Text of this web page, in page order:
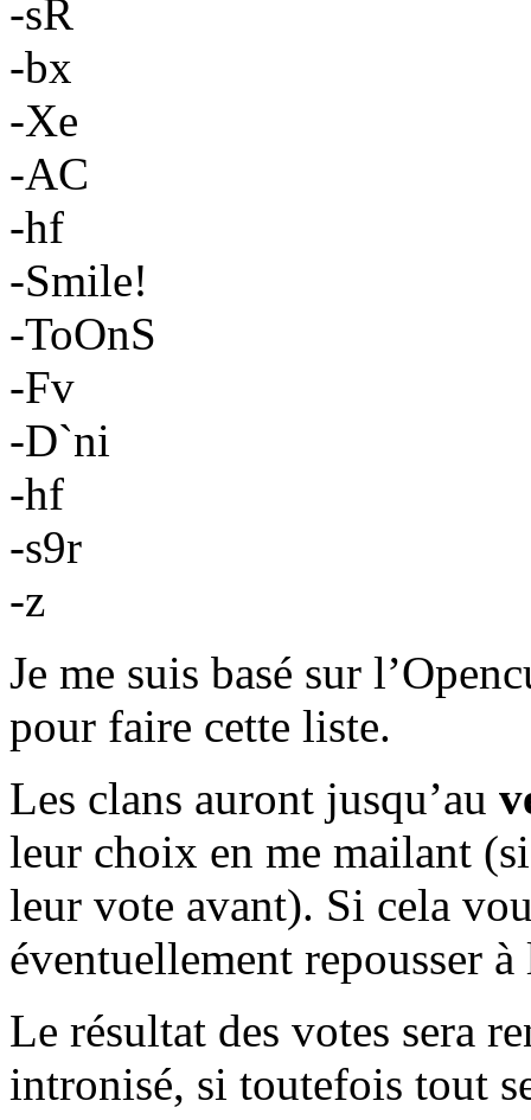
-sR
-bx
-Xe
-AC
-hf
-Smile!
-ToOnS
-Fv
-D`ni
-hf
-s9r
-z
Je me suis basé sur
pour faire cette liste.
Les clans auront jusqu’au
leur choix en me mailant
leur vote avant). Si cela
éventuellement repousser à
Le résultat des votes sera
intronisé, si toutefois tout